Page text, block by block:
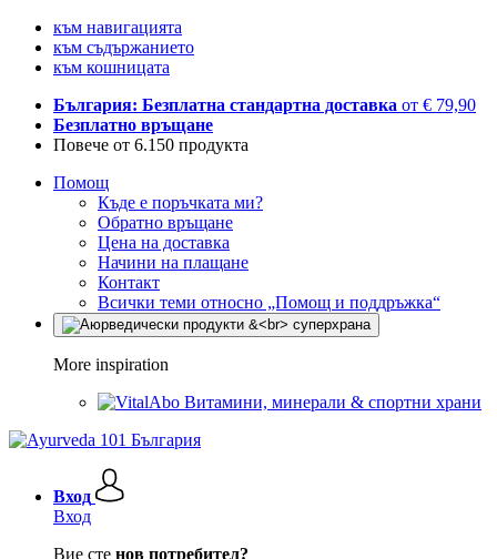
към навигацията
към съдържанието
към кошницата
България: Безплатна стандартна доставка от € 79,90
Безплатно връщане
Повече от 6.150 продукта
Помощ
Къде е поръчката ми?
Обратно връщане
Цена на доставка
Начини на плащане
Контакт
Всички теми относно „Помощ и поддръжка“
More inspiration
Витамини, минерали & спортни храни
Вход
Вход
Вие сте нов потребител?